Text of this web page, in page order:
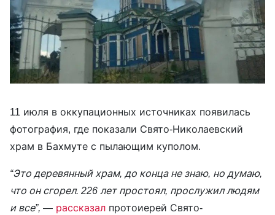
11 июля в оккупационных источниках появилась
фотография, где показали Свято-Николаевский
храм в Бахмуте с пылающим куполом.
“Это деревянный храм, до конца не знаю, но думаю,
что он сгорел. 226 лет простоял, прослужил людям
и все”, — рассказал протоиерей Свято-